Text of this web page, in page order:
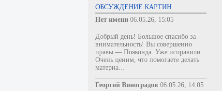
ОБСУЖДЕНИЕ КАРТИН
Нет имени 06.05.26, 15:05
Добрый день! Большое спасибо за
внимательность! Вы совершенно
правы — Пояконда. Уже исправили.
Очень ценим, что помогаете делать
материа...
Георгий Виноградов 06.05.26, 14:05